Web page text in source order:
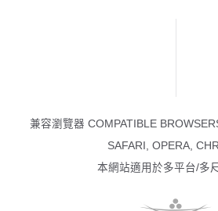
兼容瀏覽器 COMPATIBLE
SAFARI, OPERA,
本網站適用於多平台/多